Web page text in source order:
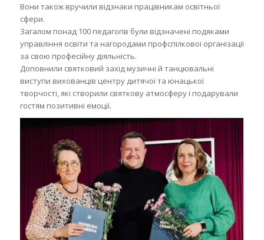
Вони також вручили відзнаки працівникам освітньої
сфери.
Загалом понад 100 педагогів були відзначені подяками
управління освіти та нагородами профспілкової організації
за свою професійну діяльність.
Доповнили святковий захід музичні й танцювальні
виступи вихованців центру дитячої та юнацької
творчості, які створили святкову атмосферу і подарували
гостям позитивні емоції.